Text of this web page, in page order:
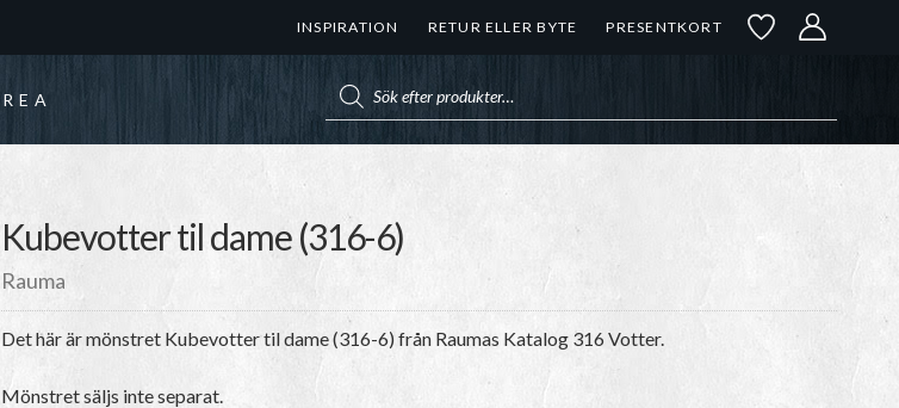
INSPIRATION RETUR ELLER BYTE PRESENTKORT
REA
Kubevotter til dame (316-6)
Rauma
Det här är mönstret Kubevotter til dame (316-6) från Raumas Katalog 316 Votter.
Mönstret säljs inte separat.